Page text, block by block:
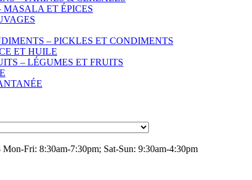
ET ÉPICES
– PICKLES ET CONDIMENTS
ET HUILE
– LÉGUMES ET FRUITS
Mon-Fri: 8:30am-7:30pm; Sat-Sun: 9:30am-4:30pm